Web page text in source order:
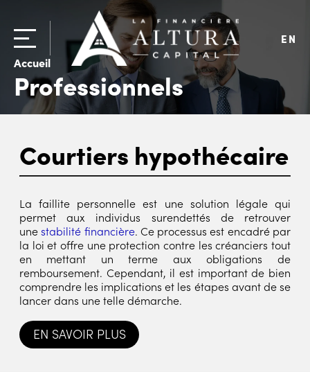
EN
Accueil
Professionnels
Courtiers hypothécaire
La faillite personnelle est une solution légale qui
permet aux individus surendettés de retrouver
unestabilité financière. Ce processus est encadré par
la loi et offre une protection contre les créanciers tout
en mettant un terme aux obligations de
remboursement. Cependant, il est important de bien
comprendre les implications et les étapes avant de se
lancer dans une telle démarche.
EN SAVOIR PLUS